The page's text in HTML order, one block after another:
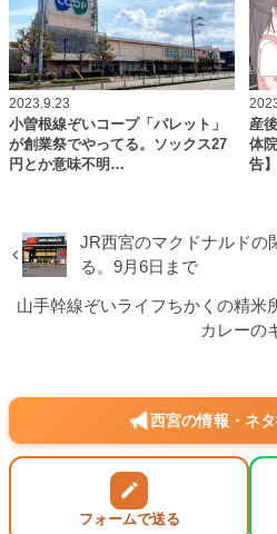
2023.9.23
小曽根線ぞいコープ「パレット」
が創業祭でやってる。ソックス27
円とか意味不明…
産
体
告】
JR西宮のマクドナルドの
る。9月6日まで
山手幹線ぞいライフちかくの精米
カレーの
西宮の情報・ネ
フォームで送る